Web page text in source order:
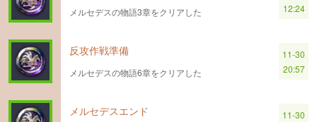
メルセデスの物語3章をクリアした
12:24
反攻作戦準備
メルセデスの物語6章をクリアした
11-30
20:57
メルセデスエンド
11-30